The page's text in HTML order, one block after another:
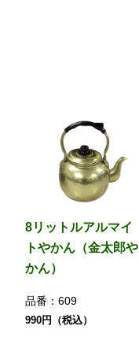
8リットルアルマイ
トやかん（金太郎や
かん）
品番： 609
990円（税込）